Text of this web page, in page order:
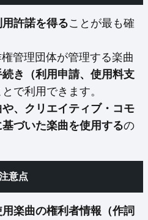
許諾を得ることが最も確
管理団体が管理する楽曲
続き（利用申請、使用料支
とで利用できます。
、クリエイティブ・コモ
づいた楽曲を使用するの
意点
楽曲の権利者情報（作詞